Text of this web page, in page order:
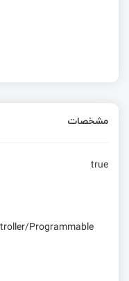
مشخصات
true
Programmable